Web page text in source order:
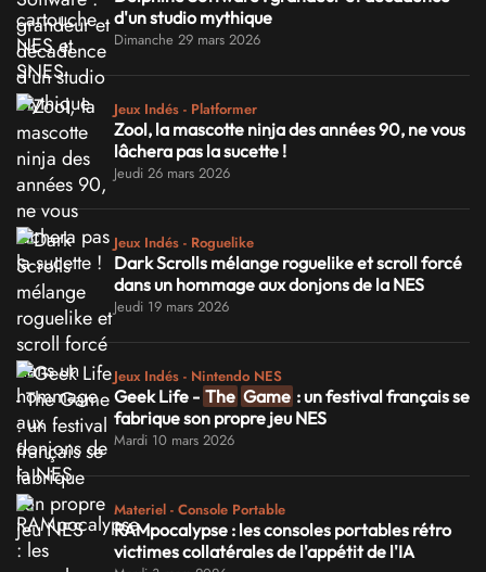
d'un studio mythique
Dimanche 29 mars 2026
Jeux Indés - Platformer
Zool, la mascotte ninja des années 90, ne vous
lâchera pas la sucette !
Jeudi 26 mars 2026
Jeux Indés - Roguelike
Dark Scrolls mélange roguelike et scroll forcé
dans un hommage aux donjons de la NES
Jeudi 19 mars 2026
Jeux Indés - Nintendo NES
Geek Life - The Game : un festival français se
fabrique son propre jeu NES
Mardi 10 mars 2026
Materiel - Console Portable
RAMpocalypse : les consoles portables rétro
victimes collatérales de l'appétit de l'IA